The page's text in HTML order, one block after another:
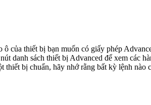
ô của thiết bị bạn muốn có giấy phép
danh sách thiết bị Advanced để xem các
thiết bị chuẩn, hãy nhớ rằng bất kỳ lệnh